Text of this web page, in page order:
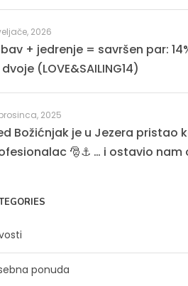
2026
+ jedrenje = savršen par:
(LOVE&SAILING14)
2025
Božićnjak je u Jezera pristao
🎅⚓ … i ostavio nam
ponuda